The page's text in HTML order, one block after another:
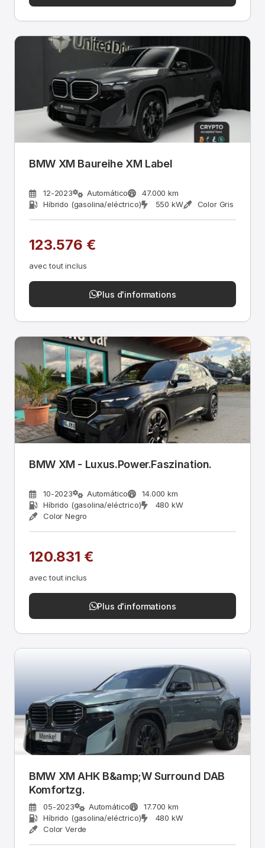
BMW XM Baureihe XM Label
12-2023 Automático
47.000 km
Híbrido (gasolina/eléctrico)
550 kW Color Gris
123.576 €
avec tout inclus
Plus d'informations
BMW XM - Luxus.Power.Faszination.
10-2023 Automático
14.000 km
Híbrido (gasolina/eléctrico)
480 kW
Color Negro
120.831 €
avec tout inclus
Plus d'informations
BMW XM AHK B&amp;W Surround DAB
Komfortzg.
05-2023 Automático
17.700 km
Híbrido (gasolina/eléctrico)
480 kW
Color Verde